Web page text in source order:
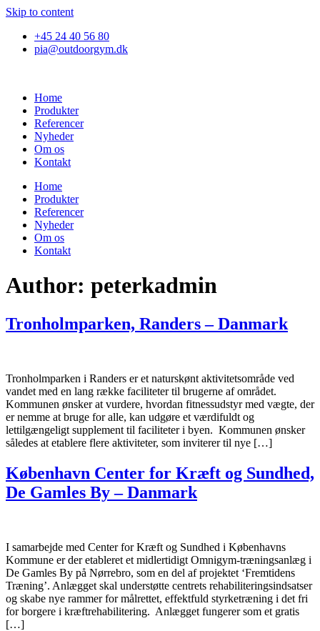
Skip to content
+45 24 40 56 80
pia@outdoorgym.dk
Home
Produkter
Referencer
Nyheder
Om os
Kontakt
Home
Produkter
Referencer
Nyheder
Om os
Kontakt
Author: peterkadmin
Tronholmparken, Randers – Danmark
Tronholmparken i Randers er et naturskønt aktivitetsområde ved
vandet med en lang række faciliteter til brugerne af området.
Kommunen ønsker at vurdere, hvordan fitnessudstyr med vægte, der
er nemme at bruge for alle, kan udgøre et værdifuldt og
lettilgængeligt supplement til faciliteter i byen. Kommunen ønsker
således at etablere flere aktiviteter, som inviterer til nye […]
København Center for Kræft og Sundhed,
De Gamles By – Danmark
I samarbejde med Center for Kræft og Sundhed i Københavns
Kommune er der etableret et midlertidigt Omnigym-træningsanlæg i
De Gamles By på Nørrebro, som en del af projektet ‘Fremtidens
Træning’. Anlægget skal understøtte centrets rehabiliteringsindsatser
og skabe nye rammer for målrettet, effektfuld styrketræning i det fri
for borgere i kræftrehabilitering. Anlægget fungerer som et gratis
[…]